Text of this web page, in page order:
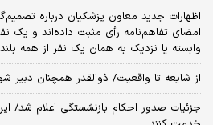
امضای تفاهم‌نامه رأی مثبت داده‌اند و یک
وابسته یا نزدیک به همان یک نفر از همه
از شایعه تا واقعیت/ ذوالقدر همچنان دبیر